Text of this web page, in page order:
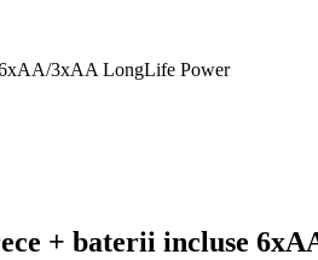
6xAA/3xAA LongLife Power
+ baterii incluse